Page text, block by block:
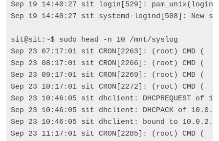
Sep 19 14:40:27 sit login[529]:
Sep 19 14:40:27 sit systemd-logind[508]: New
sit@sit:~$ sudo head -n 10 /mnt/syslog
Sep 23 07:17:01 sit CRON[2263]: (root) CMD
Sep 23 08:17:01 sit CRON[2266]: (root) CMD
Sep 23 09:17:01 sit CRON[2269]: (root) CMD
Sep 23 10:17:01 sit CRON[2272]: (root) CMD
Sep 23 10:46:05 sit dhclient: DHCPREQUEST
Sep 23 10:46:05 sit dhclient: DHCPACK of
Sep 23 10:46:05 sit dhclient: bound to
Sep 23 11:17:01 sit CRON[2285]: (root) CMD